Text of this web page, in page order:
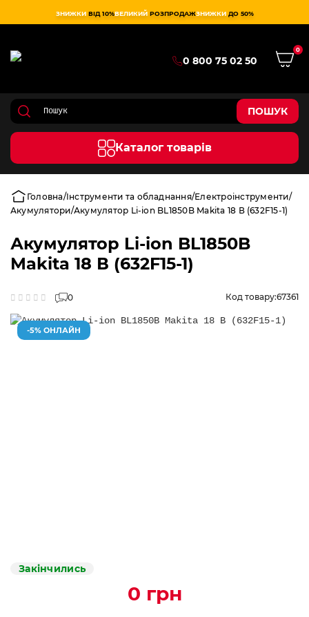
ЗНИЖКИ ВІД 10%ВЕЛИКИЙ РОЗПРОДАЖЗНИЖКИ ДО 50%
0 800 75 02 50
0
ПОШУК
Каталог товарів
Головна Інструменти та обладнання Електроінструменти
Акумулятори Акумулятор Li-ion BL1850B Makita 18 В (632F15-1)
Акумулятор Li-ion BL1850B
Makita 18 В (632F15-1)
0 Код товару:67361
-5% ОНЛАЙН
Закінчились
0 грн